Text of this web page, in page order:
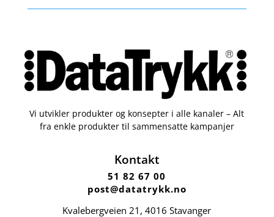
Vi utvikler produkter og konsepter i alle kanaler – Alt
fra enkle produkter til sammensatte kampanjer
Kontakt
51 82 67 00
post@datatrykk.no
Kvalebergveien 21 , 4016 Stavanger